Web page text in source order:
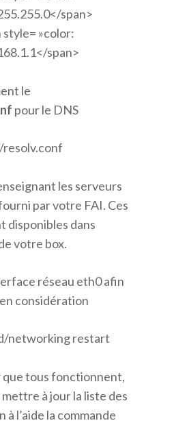
span>
style= »color:
span>
le
pour le DNS
les serveurs
par votre FAI. Ces
disponibles dans
votre box.
réseau eth0 afin
considération
networking restart
que tous fonctionnent,
à jour la liste des
l’aide la commande